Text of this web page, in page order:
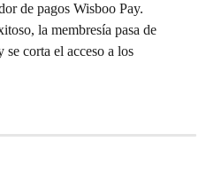
de pagos Wisboo Pay.
la membresía pasa de
se corta el acceso a los